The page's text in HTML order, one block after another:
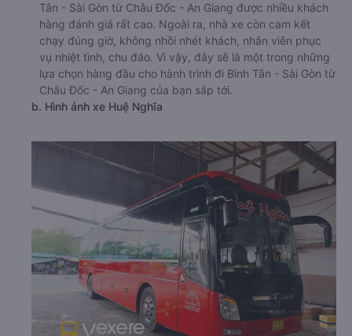
Tân - Sài Gòn từ Châu Đốc - An Giang được nhiều khách
hàng đánh giá rất cao. Ngoài ra, nhà xe còn cam kết
chạy đúng giờ, không nhồi nhét khách, nhân viên phục
vụ nhiệt tình, chu đáo. Vì vậy, đây sẽ là một trong những
lựa chọn hàng đầu cho hành trình đi Bình Tân - Sài Gòn từ
Châu Đốc - An Giang của bạn sắp tới.
b. Hình ảnh xe Huệ Nghĩa